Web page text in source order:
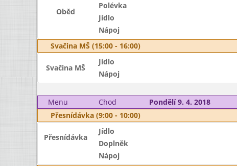
Oběd
Polévka
Jídlo
Nápoj
Svačina MŠ (15:00 - 16:00)
Svačina MŠ
Jídlo
Nápoj
Menu
Chod Pondělí 9. 4. 2018
Přesnídávka (9:00 - 10:00)
Přesnídávka
Jídlo
Doplněk
Nápoj